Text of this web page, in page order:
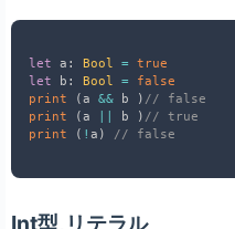
let a : Bool =
true
let b : Bool =
false
print
(a && b ) // false
print
(a b ) // true
print
( ! a ) // false
Int型,リテラル